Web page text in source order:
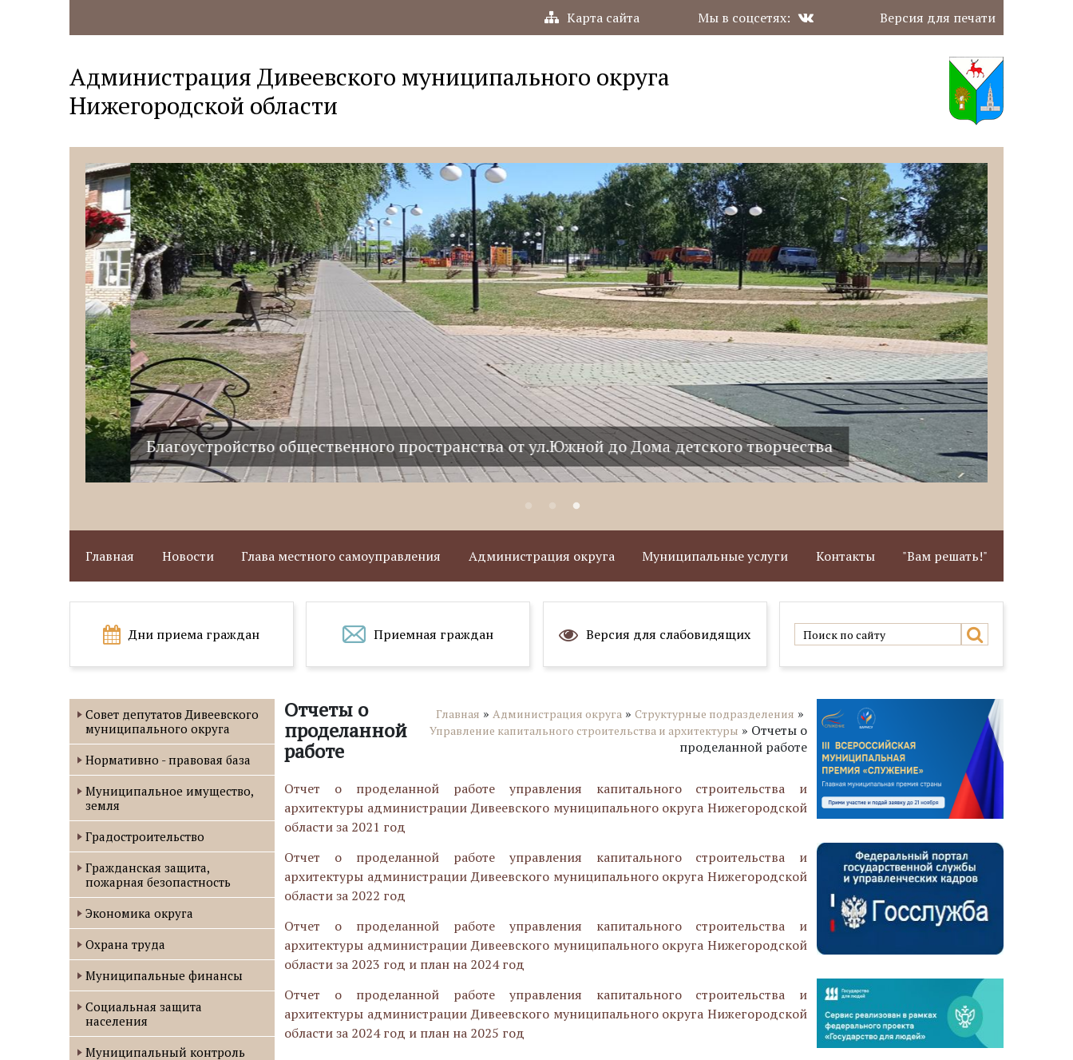
Карта сайта Мы в соцсетях: Версия для печати
Администрация Дивеевского муниципального округа
Нижегородской области
Благоустройство общественного пространства от ул.Южной до Дома детского творчества
Главная Новости Глава местного самоуправления Администрация округа Муниципальные услуги Контакты "Вам решать!"
Дни приема граждан Приемная граждан Версия для слабовидящих
Совет депутатов Дивеевского
муниципального округа
Нормативно - правовая база
Муниципальное имущество,
земля
Градостроительство
Гражданская защита,
пожарная безопастность
Экономика округа
Охрана труда
Муниципальные финансы
Социальная защита
населения
Муниципальный контроль
Отчеты о
проделанной
работе
Главная »Администрация округа »Структурные подразделения »
Управление капитального строительства и архитектуры » Отчеты о
проделанной работе
Отчет о проделанной работе управления капитального строительства и
архитектуры администрации Дивеевского муниципального округа Нижегородской
области за 2021 год
Отчет о проделанной работе управления капитального строительства и
архитектуры администрации Дивеевского муниципального округа Нижегородской
области за 2022 год
Отчет о проделанной работе управления капитального строительства и
архитектуры администрации Дивеевского муниципального округа Нижегородской
области за 2023 год и план на 2024 год
Отчет о проделанной работе управления капитального строительства и
архитектуры администрации Дивеевского муниципального округа Нижегородской
области за 2024 год и план на 2025 год